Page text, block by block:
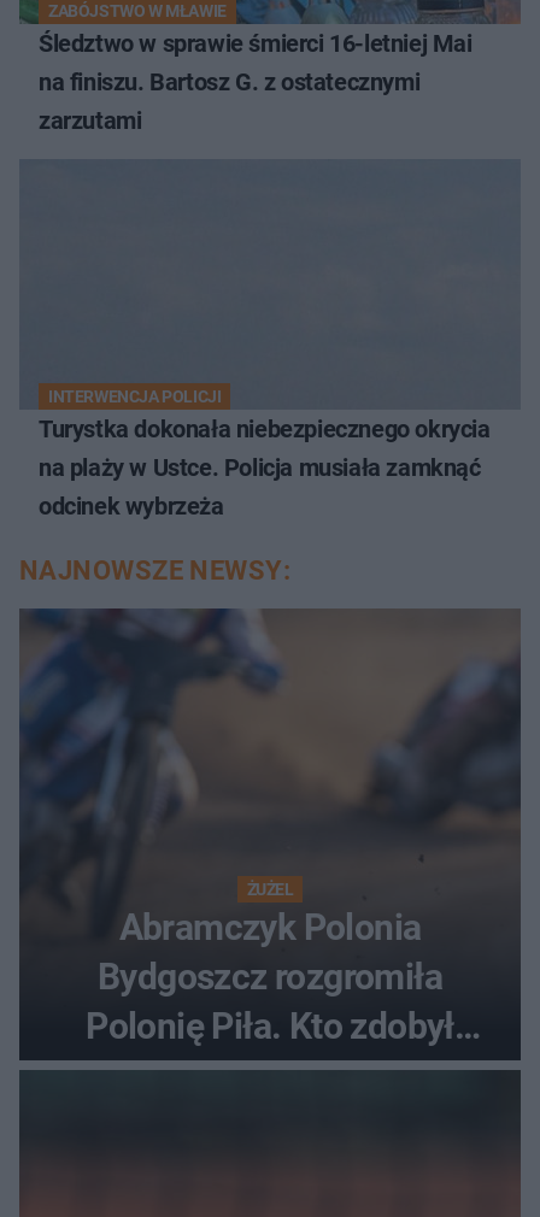
ZABÓJSTWO W MŁAWIE
Śledztwo w sprawie śmierci 16-letniej Mai
na finiszu. Bartosz G. z ostatecznymi
zarzutami
INTERWENCJA POLICJI
Turystka dokonała niebezpiecznego okrycia
na plaży w Ustce. Policja musiała zamknąć
odcinek wybrzeża
NAJNOWSZE NEWSY:
ŻUŻEL
Abramczyk Polonia
Bydgoszcz rozgromiła
Polonię Piła. Kto zdobył
najwięcej punktów?